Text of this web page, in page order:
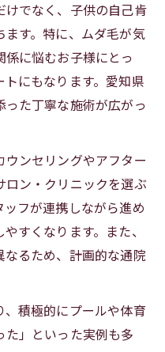
でなく、子供の自己肯
す。特に、ムダ毛が気
に悩むお子様にとっ
にもなります。愛知県
た丁寧な施術が広がっ
ンセリングやアフター
ン・クリニックを選ぶ
フが連携しながら進め
すくなります。また、
るため、計画的な通院
、積極的にプールや体育
」といった実例も多